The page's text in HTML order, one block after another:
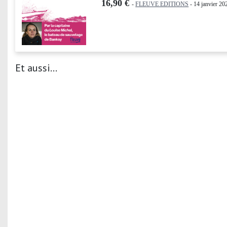
16,90 € -FLEUVE EDITIONS - 14 janvier
Et aussi...